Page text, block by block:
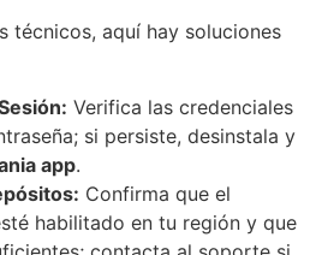
técnicos, aquí hay soluciones
Verifica las credenciales
si persiste, desinstala y
app.
Confirma que el
habilitado en tu región y que